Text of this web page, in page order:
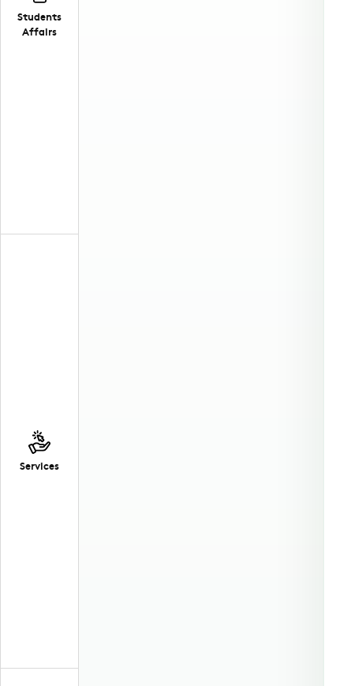
Students
Affairs
Services